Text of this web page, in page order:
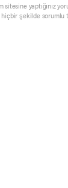
yaptığınız
hiçbir şekilde sorumlu